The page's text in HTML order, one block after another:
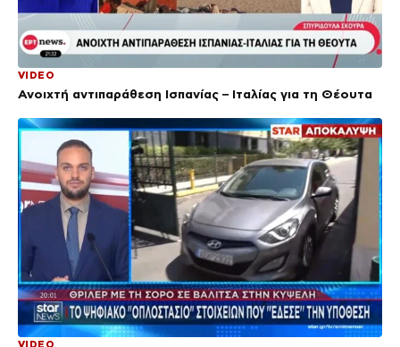
VIDEO
Ανοιχτή αντιπαράθεση Ισπανίας – Ιταλίας για τη Θέουτα
VIDEO